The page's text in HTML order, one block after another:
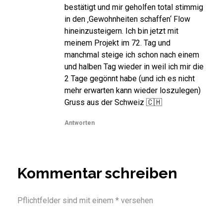
bestätigt und mir geholfen total stimmig
in den ‚Gewohnheiten schaffen‘ Flow
hineinzusteigern. Ich bin jetzt mit
meinem Projekt im 72. Tag und
manchmal steige ich schon nach einem
und halben Tag wieder in weil ich mir die
2 Tage gegönnt habe (und ich es nicht
mehr erwarten kann wieder loszulegen)
Gruss aus der Schweiz 🇨🇭
Antworten
Kommentar schreiben
Pflichtfelder sind mit einem * versehen